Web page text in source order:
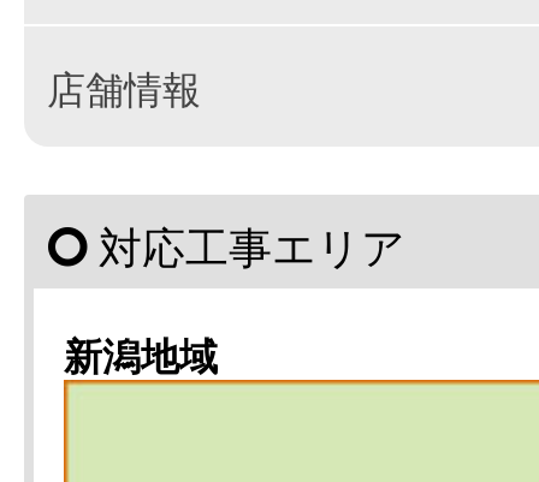
店舗情報
対応工事エリア
新潟地域